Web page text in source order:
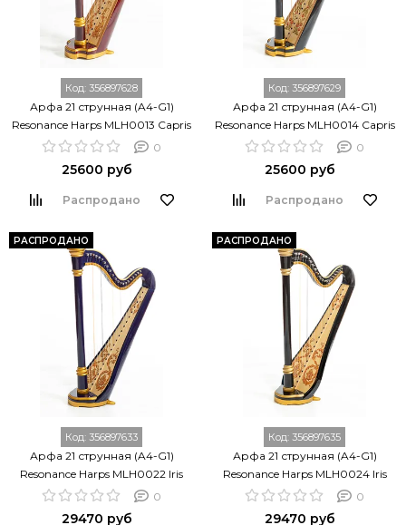
Код: 356897628
Арфа 21 струнная (A4-G1)
Resonance Harps MLH0013 Capris
0
25600 руб
Распродано
Код: 356897629
Арфа 21 струнная (A4-G1)
Resonance Harps MLH0014 Capris
0
25600 руб
Распродано
РАСПРОДАНО
Код: 356897633
Арфа 21 струнная (A4-G1)
Resonance Harps MLH0022 Iris
0
29470 руб
РАСПРОДАНО
Код: 356897635
Арфа 21 струнная (A4-G1)
Resonance Harps MLH0024 Iris
0
29470 руб